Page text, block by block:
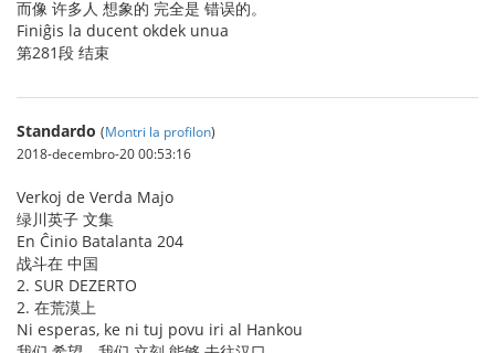
而像 许多人 想象的 完全是 错误的。
Finiĝis la ducent okdek unua
第281段 结束
Standardo (Montri la profilon)
2018-decembro-20 00:53:16
Verkoj de Verda Majo
绿川英子 文集
En Ĉinio Batalanta 204
战斗在 中国
2. SUR DEZERTO
2. 在荒漠上
Ni esperas, ke ni tuj povu iri al Hankou